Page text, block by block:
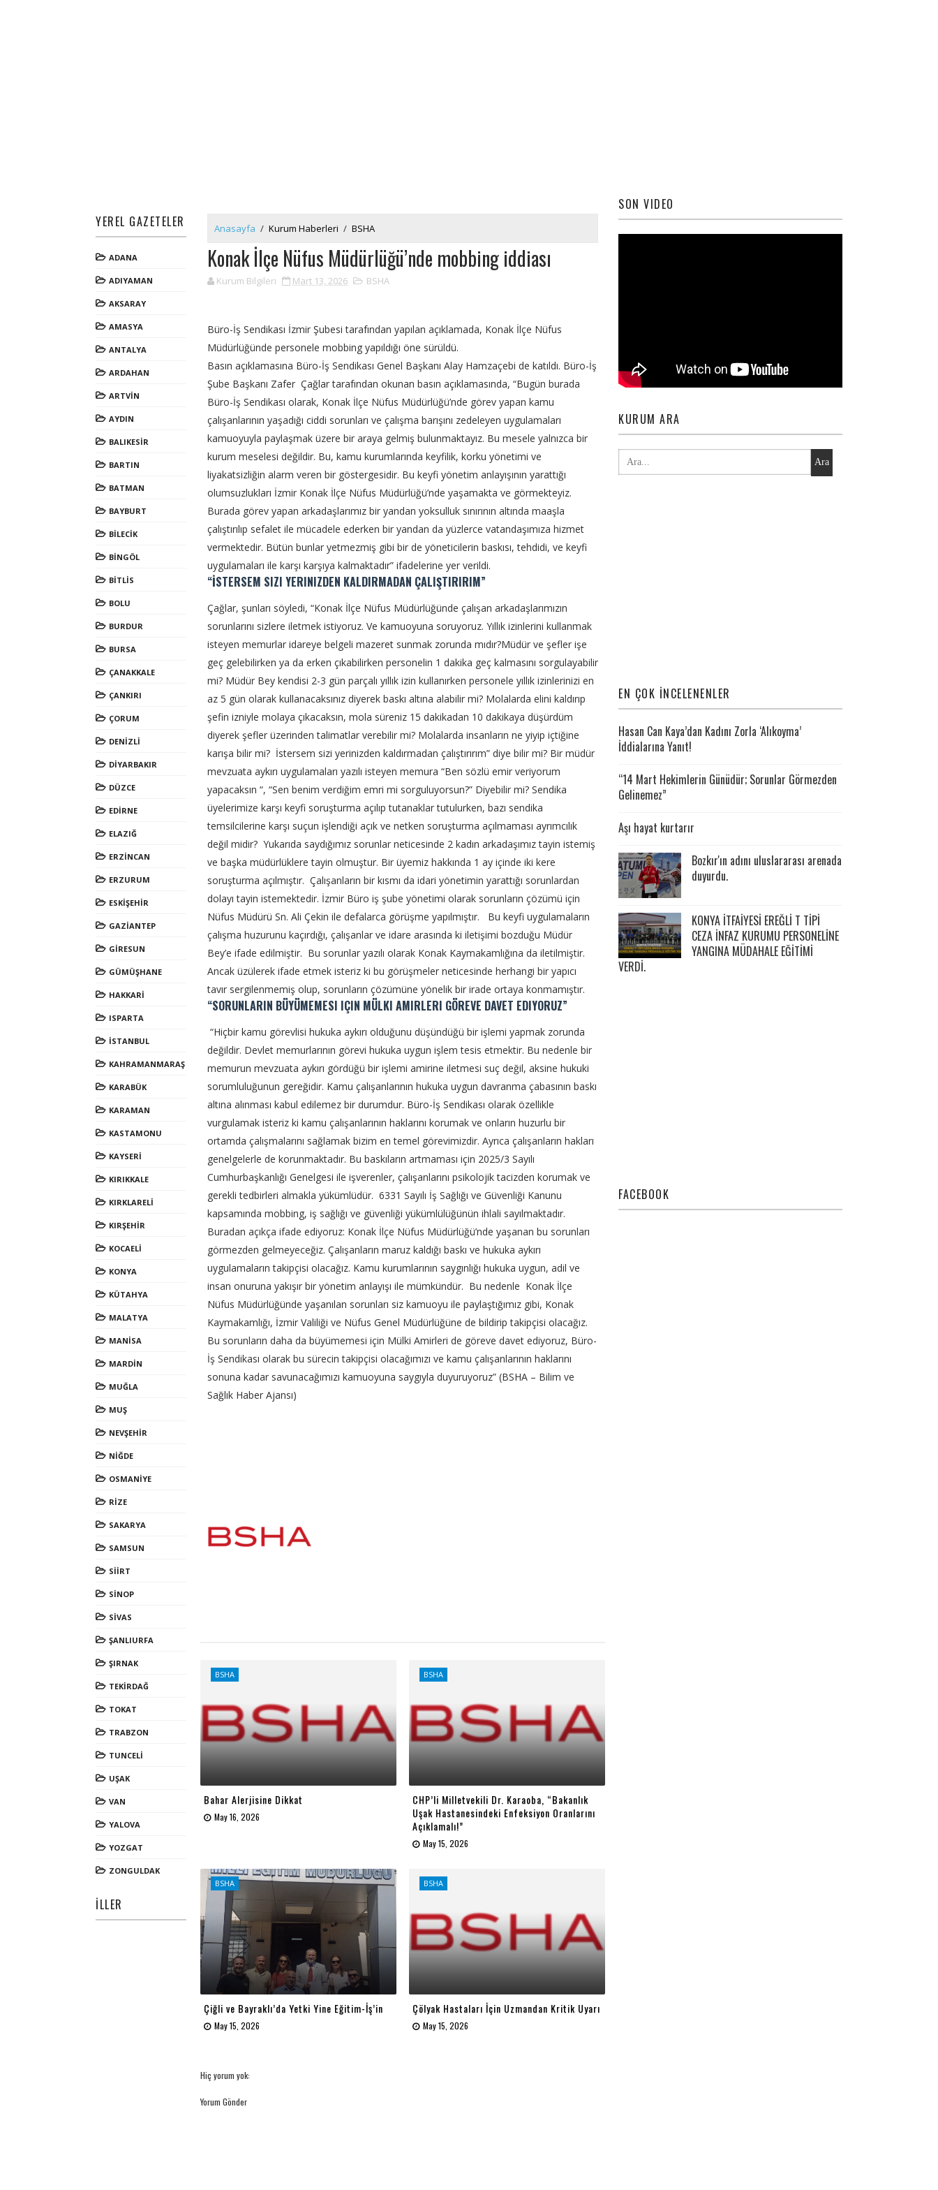
YEREL GAZETELER
ADANA
ADIYAMAN
AKSARAY
AMASYA
ANTALYA
ARDAHAN
ARTVİN
AYDIN
BALIKESİR
BARTIN
BATMAN
BAYBURT
BİLECİK
BİNGÖL
BİTLİS
BOLU
BURDUR
BURSA
ÇANAKKALE
ÇANKIRI
ÇORUM
DENİZLİ
DİYARBAKIR
DÜZCE
EDİRNE
ELAZIĞ
ERZİNCAN
ERZURUM
ESKİŞEHİR
GAZİANTEP
GİRESUN
GÜMÜŞHANE
HAKKARİ
ISPARTA
İSTANBUL
KAHRAMANMARAŞ
KARABÜK
KARAMAN
KASTAMONU
KAYSERİ
KIRIKKALE
KIRKLARELİ
KIRŞEHİR
KOCAELİ
KONYA
KÜTAHYA
MALATYA
MANİSA
MARDİN
MUĞLA
MUŞ
NEVŞEHİR
NİĞDE
OSMANİYE
RİZE
SAKARYA
SAMSUN
SİİRT
SİNOP
SİVAS
ŞANLIURFA
ŞIRNAK
TEKİRDAĞ
TOKAT
TRABZON
TUNCELİ
UŞAK
VAN
YALOVA
YOZGAT
ZONGULDAK
İLLER
Anasayfa / Kurum Haberleri / BSHA
Konak İlçe Nüfus Müdürlüğü’nde mobbing iddiası
Kurum Bilgileri Mart 13, 2026 BSHA
Büro-İş Sendikası İzmir Şubesi tarafından yapılan açıklamada, Konak İlçe Nüfus
Müdürlüğünde personele mobbing yapıldığı öne sürüldü.
Basın açıklamasına Büro-İş Sendikası Genel Başkanı Alay Hamzaçebi de katıldı. Büro-İş
Şube Başkanı Zafer Çağlar tarafından okunan basın açıklamasında, “Bugün burada
Büro-İş Sendikası olarak, Konak İlçe Nüfus Müdürlüğü’nde görev yapan kamu
çalışanlarının yaşadığı ciddi sorunları ve çalışma barışını zedeleyen uygulamaları
kamuoyuyla paylaşmak üzere bir araya gelmiş bulunmaktayız. Bu mesele yalnızca bir
kurum meselesi değildir. Bu, kamu kurumlarında keyfilik, korku yönetimi ve
liyakatsizliğin alarm veren bir göstergesidir. Bu keyfi yönetim anlayışının yarattığı
olumsuzlukları İzmir Konak İlçe Nüfus Müdürlüğü’nde yaşamakta ve görmekteyiz.
Burada görev yapan arkadaşlarımız bir yandan yoksulluk sınırının altında maaşla
çalıştırılıp sefalet ile mücadele ederken bir yandan da yüzlerce vatandaşımıza hizmet
vermektedir. Bütün bunlar yetmezmiş gibi bir de yöneticilerin baskısı, tehdidi, ve keyfi
uygulamaları ile karşı karşıya kalmaktadır” ifadelerine yer verildi.
“İSTERSEM SIZI YERINIZDEN KALDIRMADAN ÇALIŞTIRIRIM”
Çağlar, şunları söyledi, “Konak İlçe Nüfus Müdürlüğünde çalışan arkadaşlarımızın
sorunlarını sizlere iletmek istiyoruz. Ve kamuoyuna soruyoruz. Yıllık izinlerini kullanmak
isteyen memurlar idareye belgeli mazeret sunmak zorunda mıdır?Müdür ve şefler işe
geç gelebilirken ya da erken çıkabilirken personelin 1 dakika geç kalmasını sorgulayabilir
mi? Müdür Bey kendisi 2-3 gün parçalı yıllık izin kullanırken personele yıllık izinlerinizi en
az 5 gün olarak kullanacaksınız diyerek baskı altına alabilir mi? Molalarda elini kaldırıp
şefin izniyle molaya çıkacaksın, mola süreniz 15 dakikadan 10 dakikaya düşürdüm
diyerek şefler üzerinden talimatlar verebilir mi? Molalarda insanların ne yiyip içtiğine
karışa bilir mi? İstersem sizi yerinizden kaldırmadan çalıştırırım” diye bilir mi? Bir müdür
mevzuata aykırı uygulamaları yazılı isteyen memura “Ben sözlü emir veriyorum
yapacaksın “, “Sen benim verdiğim emri mi sorguluyorsun?” Diyebilir mi? Sendika
üyelerimize karşı keyfi soruşturma açılıp tutanaklar tutulurken, bazı sendika
temsilcilerine karşı suçun işlendiği açık ve netken soruşturma açılmaması ayrımcılık
değil midir? Yukarıda saydığımız sorunlar neticesinde 2 kadın arkadaşımız tayin istemiş
ve başka müdürlüklere tayin olmuştur. Bir üyemiz hakkında 1 ay içinde iki kere
soruşturma açılmıştır. Çalışanların bir kısmı da idari yönetimin yarattığı sorunlardan
dolayı tayin istemektedir. İzmir Büro iş şube yönetimi olarak sorunların çözümü için
Nüfus Müdürü Sn. Ali Çekin ile defalarca görüşme yapılmıştır. Bu keyfi uygulamaların
çalışma huzurunu kaçırdığı, çalışanlar ve idare arasında ki iletişimi bozduğu Müdür
Bey’e ifade edilmiştir. Bu sorunlar yazılı olarak Konak Kaymakamlığına da iletilmiştir.
Ancak üzülerek ifade etmek isteriz ki bu görüşmeler neticesinde herhangi bir yapıcı
tavır sergilenmemiş olup, sorunların çözümüne yönelik bir irade ortaya konmamıştır.
“SORUNLARIN BÜYÜMEMESI IÇIN MÜLKI AMIRLERI GÖREVE DAVET EDIYORUZ”
“Hiçbir kamu görevlisi hukuka aykırı olduğunu düşündüğü bir işlemi yapmak zorunda
değildir. Devlet memurlarının görevi hukuka uygun işlem tesis etmektir. Bu nedenle bir
memurun mevzuata aykırı gördüğü bir işlemi amirine iletmesi suç değil, aksine hukuki
sorumluluğunun gereğidir. Kamu çalışanlarının hukuka uygun davranma çabasının baskı
altına alınması kabul edilemez bir durumdur. Büro-İş Sendikası olarak özellikle
vurgulamak isteriz ki kamu çalışanlarının haklarını korumak ve onların huzurlu bir
ortamda çalışmalarını sağlamak bizim en temel görevimizdir. Ayrıca çalışanların hakları
genelgelerle de korunmaktadır. Bu baskıların artmaması için 2025/3 Sayılı
Cumhurbaşkanlığı Genelgesi ile işverenler, çalışanlarını psikolojik tacizden korumak ve
gerekli tedbirleri almakla yükümlüdür. 6331 Sayılı İş Sağlığı ve Güvenliği Kanunu
kapsamında mobbing, iş sağlığı ve güvenliği yükümlülüğünün ihlali sayılmaktadır.
Buradan açıkça ifade ediyoruz: Konak İlçe Nüfus Müdürlüğü’nde yaşanan bu sorunları
görmezden gelmeyeceğiz. Çalışanların maruz kaldığı baskı ve hukuka aykırı
uygulamaların takipçisi olacağız. Kamu kurumlarının saygınlığı hukuka uygun, adil ve
insan onuruna yakışır bir yönetim anlayışı ile mümkündür. Bu nedenle Konak İlçe
Nüfus Müdürlüğünde yaşanılan sorunları siz kamuoyu ile paylaştığımız gibi, Konak
Kaymakamlığı, İzmir Valiliği ve Nüfus Genel Müdürlüğüne de bildirip takipçisi olacağız.
Bu sorunların daha da büyümemesi için Mülki Amirleri de göreve davet ediyoruz, Büro-
İş Sendikası olarak bu sürecin takipçisi olacağımızı ve kamu çalışanlarının haklarını
sonuna kadar savunacağımızı kamuoyuna saygıyla duyuruyoruz” (BSHA – Bilim ve
Sağlık Haber Ajansı)
BSHA
Bahar Alerjisine Dikkat
May 16, 2026
BSHA
CHP’li Milletvekili Dr. Karaoba, “Bakanlık
Uşak Hastanesindeki Enfeksiyon Oranlarını
Açıklamalı!”
May 15, 2026
BSHA
Çiğli ve Bayraklı’da Yetki Yine Eğitim-İş’in
May 15, 2026
BSHA
Çölyak Hastaları İçin Uzmandan Kritik Uyarı
May 15, 2026
Hiç yorum yok:
Yorum Gönder
SON VIDEO
KURUM ARA
Ara
EN ÇOK İNCELENENLER
Hasan Can Kaya’dan Kadını Zorla ‘Alıkoyma’
İddialarına Yanıt!
“14 Mart Hekimlerin Günüdür; Sorunlar Görmezden
Gelinemez”
Aşı hayat kurtarır
Bozkır'ın adını uluslararası arenada
duyurdu.
KONYA İTFAİYESİ EREĞLİ T TİPİ
CEZA İNFAZ KURUMU PERSONELİNE
YANGINA MÜDAHALE EĞİTİMİ
VERDİ.
FACEBOOK